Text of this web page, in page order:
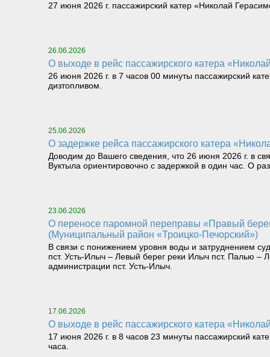
27 июня 2026 г. пассажирский катер «Николай
26.06.2026
О выходе в рейс пассажирского катера
26 июня 2026 г. в 7 часов 00 минуты пассажирский
дизтопливом.
25.06.2026
О задержке рейса пассажирского катера
Доводим до Вашего сведения, что 26 июня 2026 г. в
Вуктыла ориентировочно с задержкой в один час. О
23.06.2026
О переносе паромной переправы «Правый берег реки Илыч пст. Усть-Илыч – Левый берег реки Илыч пст. Палью – Левый берег Печоры»
(Муниципальный район «Троицко-Печорский»)
В связи с понижением уровня воды и затруднением
пст. Усть-Илыч – Левый берег реки Илыч пст. Палью
администрации пст. Усть-Илыч.
17.06.2026
О выходе в рейс пассажирского катера
17 июня 2026 г. в 8 часов 23 минуты пассажирский
часа.